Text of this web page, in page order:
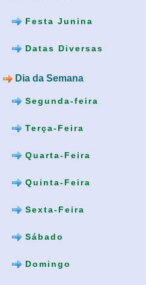
Festa Junina
Datas Diversas
Dia da Semana
Segunda-feira
Terça-Feira
Quarta-Feira
Quinta-Feira
Sexta-Feira
Sábado
Domingo